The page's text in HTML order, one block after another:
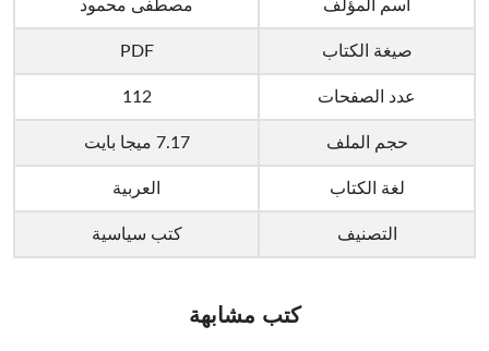
اسم المؤلف مصطفى محمود
صيغة الكتاب PDF
عدد الصفحات 112
حجم الملف 7.17 ميجا بايت
لغة الكتاب العربية
التصنيف كتب سياسية
كتب مشابهة